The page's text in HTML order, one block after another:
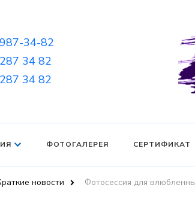
34-82
34 82
34 82
ФОТОГАЛЕРЕЯ СЕРТИФИКАТ
новости Фотосессия для